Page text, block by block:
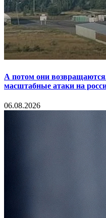
А потом они
масштабные атаки на
06.08.2026